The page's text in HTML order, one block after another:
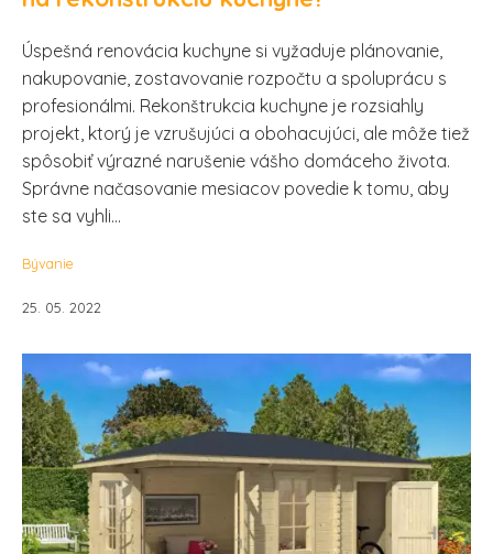
Úspešná renovácia kuchyne si vyžaduje plánovanie,
nakupovanie, zostavovanie rozpočtu a spoluprácu s
profesionálmi. Rekonštrukcia kuchyne je rozsiahly
projekt, ktorý je vzrušujúci a obohacujúci, ale môže tiež
spôsobiť výrazné narušenie vášho domáceho života.
Správne načasovanie mesiacov povedie k tomu, aby
ste sa vyhli...
Bývanie
25. 05. 2022